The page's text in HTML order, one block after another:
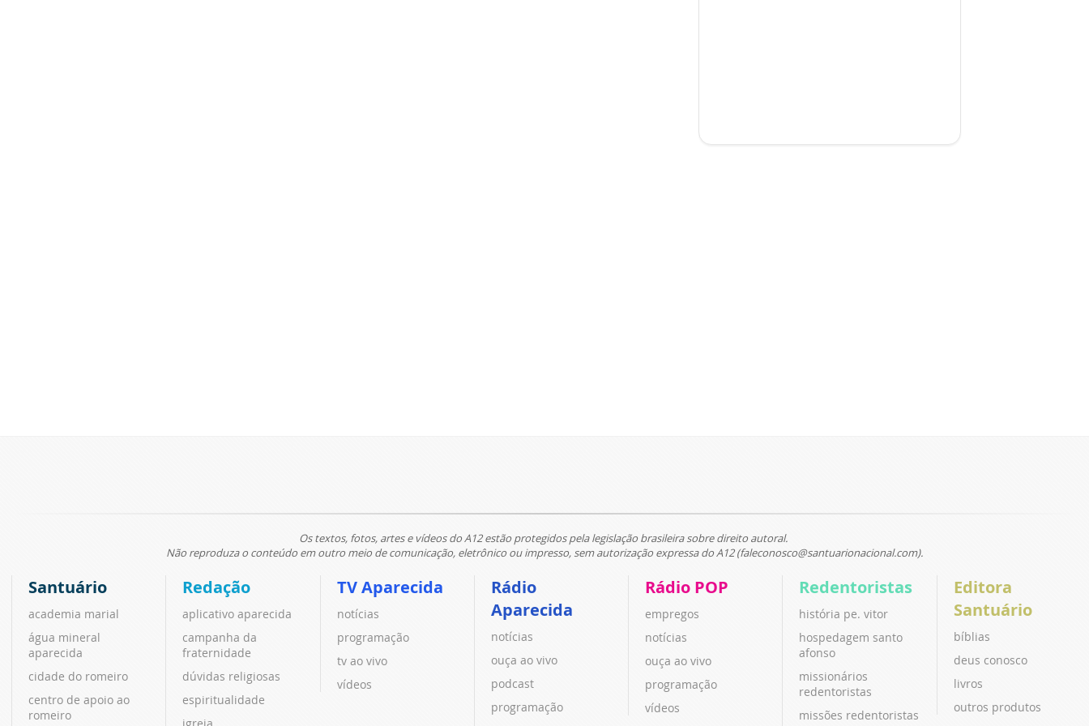
Os textos, fotos, artes e vídeos do A12 estão protegidos pela legislação brasileira sobre direito autoral.
Não reproduza o conteúdo em outro meio de comunicação, eletrônico ou impresso, sem autorização expressa do A12 (faleconosco@santuarionacional.com).
Santuário
academia marial
água mineral
aparecida
cidade do romeiro
centro de apoio ao
romeiro
Redação
aplicativo aparecida
campanha da
fraternidade
dúvidas religiosas
espiritualidade
igreja
TV Aparecida
notícias
programação
tv ao vivo
vídeos
Rádio
Aparecida
notícias
ouça ao vivo
podcast
programação
Rádio POP
empregos
notícias
ouça ao vivo
programação
vídeos
Redentoristas
história pe. vitor
hospedagem santo
afonso
missionários
redentoristas
missões redentoristas
Editora
Santuário
bíblias
deus conosco
livros
outros produtos